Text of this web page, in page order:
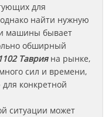
для
найти нужную
машины бывает
обширный
Таврияна рынке,
сил и времени,
конкретной
ситуации может